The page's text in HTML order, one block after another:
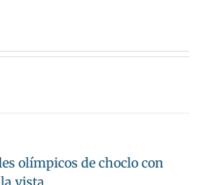
olímpicos de choclo con
vista